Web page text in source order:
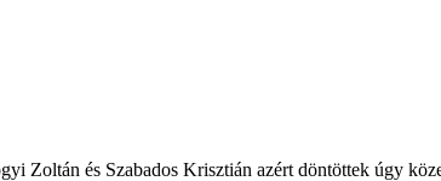
Zoltán és Szabados Krisztián azért döntöttek úgy